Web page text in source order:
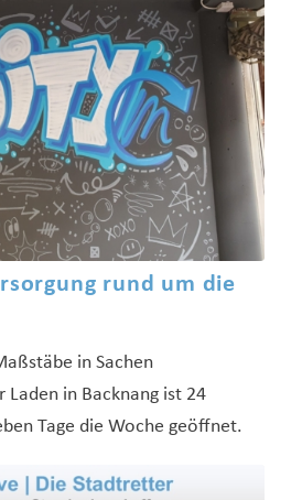
rund um die
in Sachen
Laden in Backnang ist 24
Tage die Woche geöffnet.